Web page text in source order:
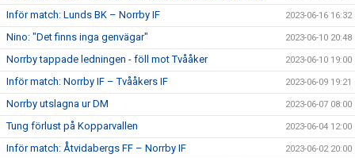
Inför match: Lunds BK – Norrby IF 2023-06-16 16:32
Nino: "Det finns inga genvägar" 2023-06-10 20:48
Norrby tappade ledningen - föll mot Tvååker 2023-06-10 19:00
Inför match: Norrby IF – Tvååkers IF 2023-06-09 19:21
Norrby utslagna ur DM 2023-06-07 08:00
Tung förlust på Kopparvallen 2023-06-04 12:00
Inför match: Åtvidabergs FF – Norrby IF 2023-06-02 20:00